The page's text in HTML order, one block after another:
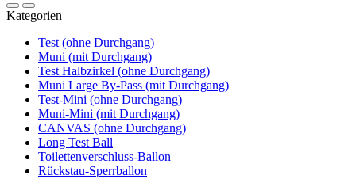
Kategorien
Test (ohne Durchgang)
Muni (mit Durchgang)
Test Halbzirkel (ohne Durchgang)
Muni Large By-Pass (mit Durchgang)
Test-Mini (ohne Durchgang)
Muni-Mini (mit Durchgang)
CANVAS (ohne Durchgang)
Long Test Ball
Toilettenverschluss-Ballon
Rückstau-Sperrballon